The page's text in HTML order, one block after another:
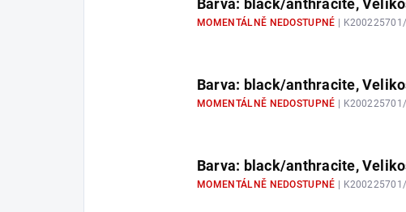
Barva: black/anthracite,
MOMENTÁLNĚ NEDOSTUPNÉ |
Barva: black/anthracite,
MOMENTÁLNĚ NEDOSTUPNÉ |
Barva: black/anthracite,
MOMENTÁLNĚ NEDOSTUPNÉ | K200225701/